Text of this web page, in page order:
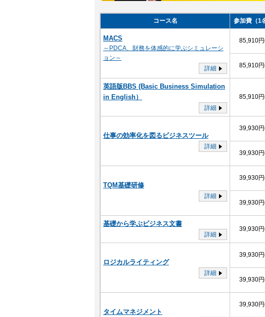
コース名 参加費（1
MACS
～PDCA、財務を体感的に学ぶシミュレーシ
ョン～
詳細
85,910
85,910
英語版BBS (Basic Business Simulation
in English）
詳細
85,910
仕事の効率化を図るビジネスツール
詳細
39,930
39,930
TQM基礎研修
詳細
39,930
39,930
基礎から学ぶビジネス文書
詳細
39,930
ロジカルライティング
詳細
39,930
39,930
タイムマネジメント
39,930